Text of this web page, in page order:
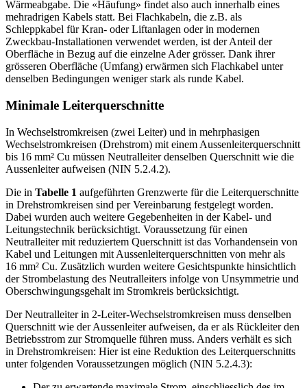
Wärmeabgabe. Die «Häufung» findet also auch innerhalb eines
mehradrigen Kabels statt. Bei Flachkabeln, die z.B. als
Schleppkabel für Kran- oder Liftanlagen oder in modernen
Zweckbau-Installationen verwendet werden, ist der Anteil der
Oberfläche in Bezug auf die einzelne Ader grösser. Dank ihrer
grösseren Oberfläche (Umfang) erwärmen sich Flachkabel unter
denselben Bedingungen weniger stark als runde Kabel.
Minimale Leiterquerschnitte
In Wechselstromkreisen (zwei Leiter) und in mehrphasigen
Wechselstromkreisen (Drehstrom) mit einem Aussenleiterquerschnitt
bis 16 mm² Cu müssen Neutralleiter denselben Querschnitt wie die
Aussenleiter aufweisen (NIN 5.2.4.2).
Die in Tabelle 1 aufgeführten Grenzwerte für die Leiterquerschnitte
in Drehstromkreisen sind per Vereinbarung festgelegt worden.
Dabei wurden auch weitere Gegebenheiten in der Kabel- und
Leitungstechnik berücksichtigt. Voraussetzung für einen
Neutralleiter mit reduziertem Querschnitt ist das Vorhandensein von
Kabel und Leitungen mit Aussenleiterquerschnitten von mehr als
16 mm² Cu. Zusätzlich wurden weitere Gesichtspunkte hinsichtlich
der Strombelastung des Neutralleiters infolge von Unsymmetrie und
Oberschwingungsgehalt im Stromkreis berücksichtigt.
Der Neutralleiter in 2-Leiter-Wechselstromkreisen muss denselben
Querschnitt wie der Aussenleiter aufweisen, da er als Rückleiter den
Betriebsstrom zur Stromquelle führen muss. Anders verhält es sich
in Drehstromkreisen: Hier ist eine Reduktion des Leiterquerschnitts
unter folgenden Voraussetzungen möglich (NIN 5.2.4.3):